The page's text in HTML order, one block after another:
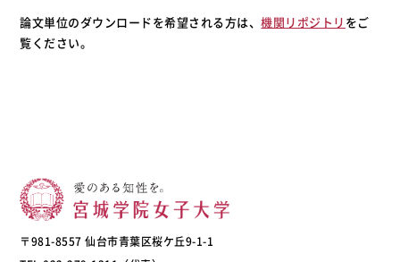
論文単位のダウンロードを希望される方は、機関リポジトリ をご
覧ください。
〒981-8557 仙台市青葉区桜ケ丘9-1-1